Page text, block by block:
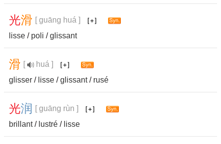
光滑 [ guāng huá ]
lisse / poli /glissant
滑 [
huá ]
glisser / lisse /glissant/ rusé
光润
[ guāng rùn ]
brillant/ lustré / lisse